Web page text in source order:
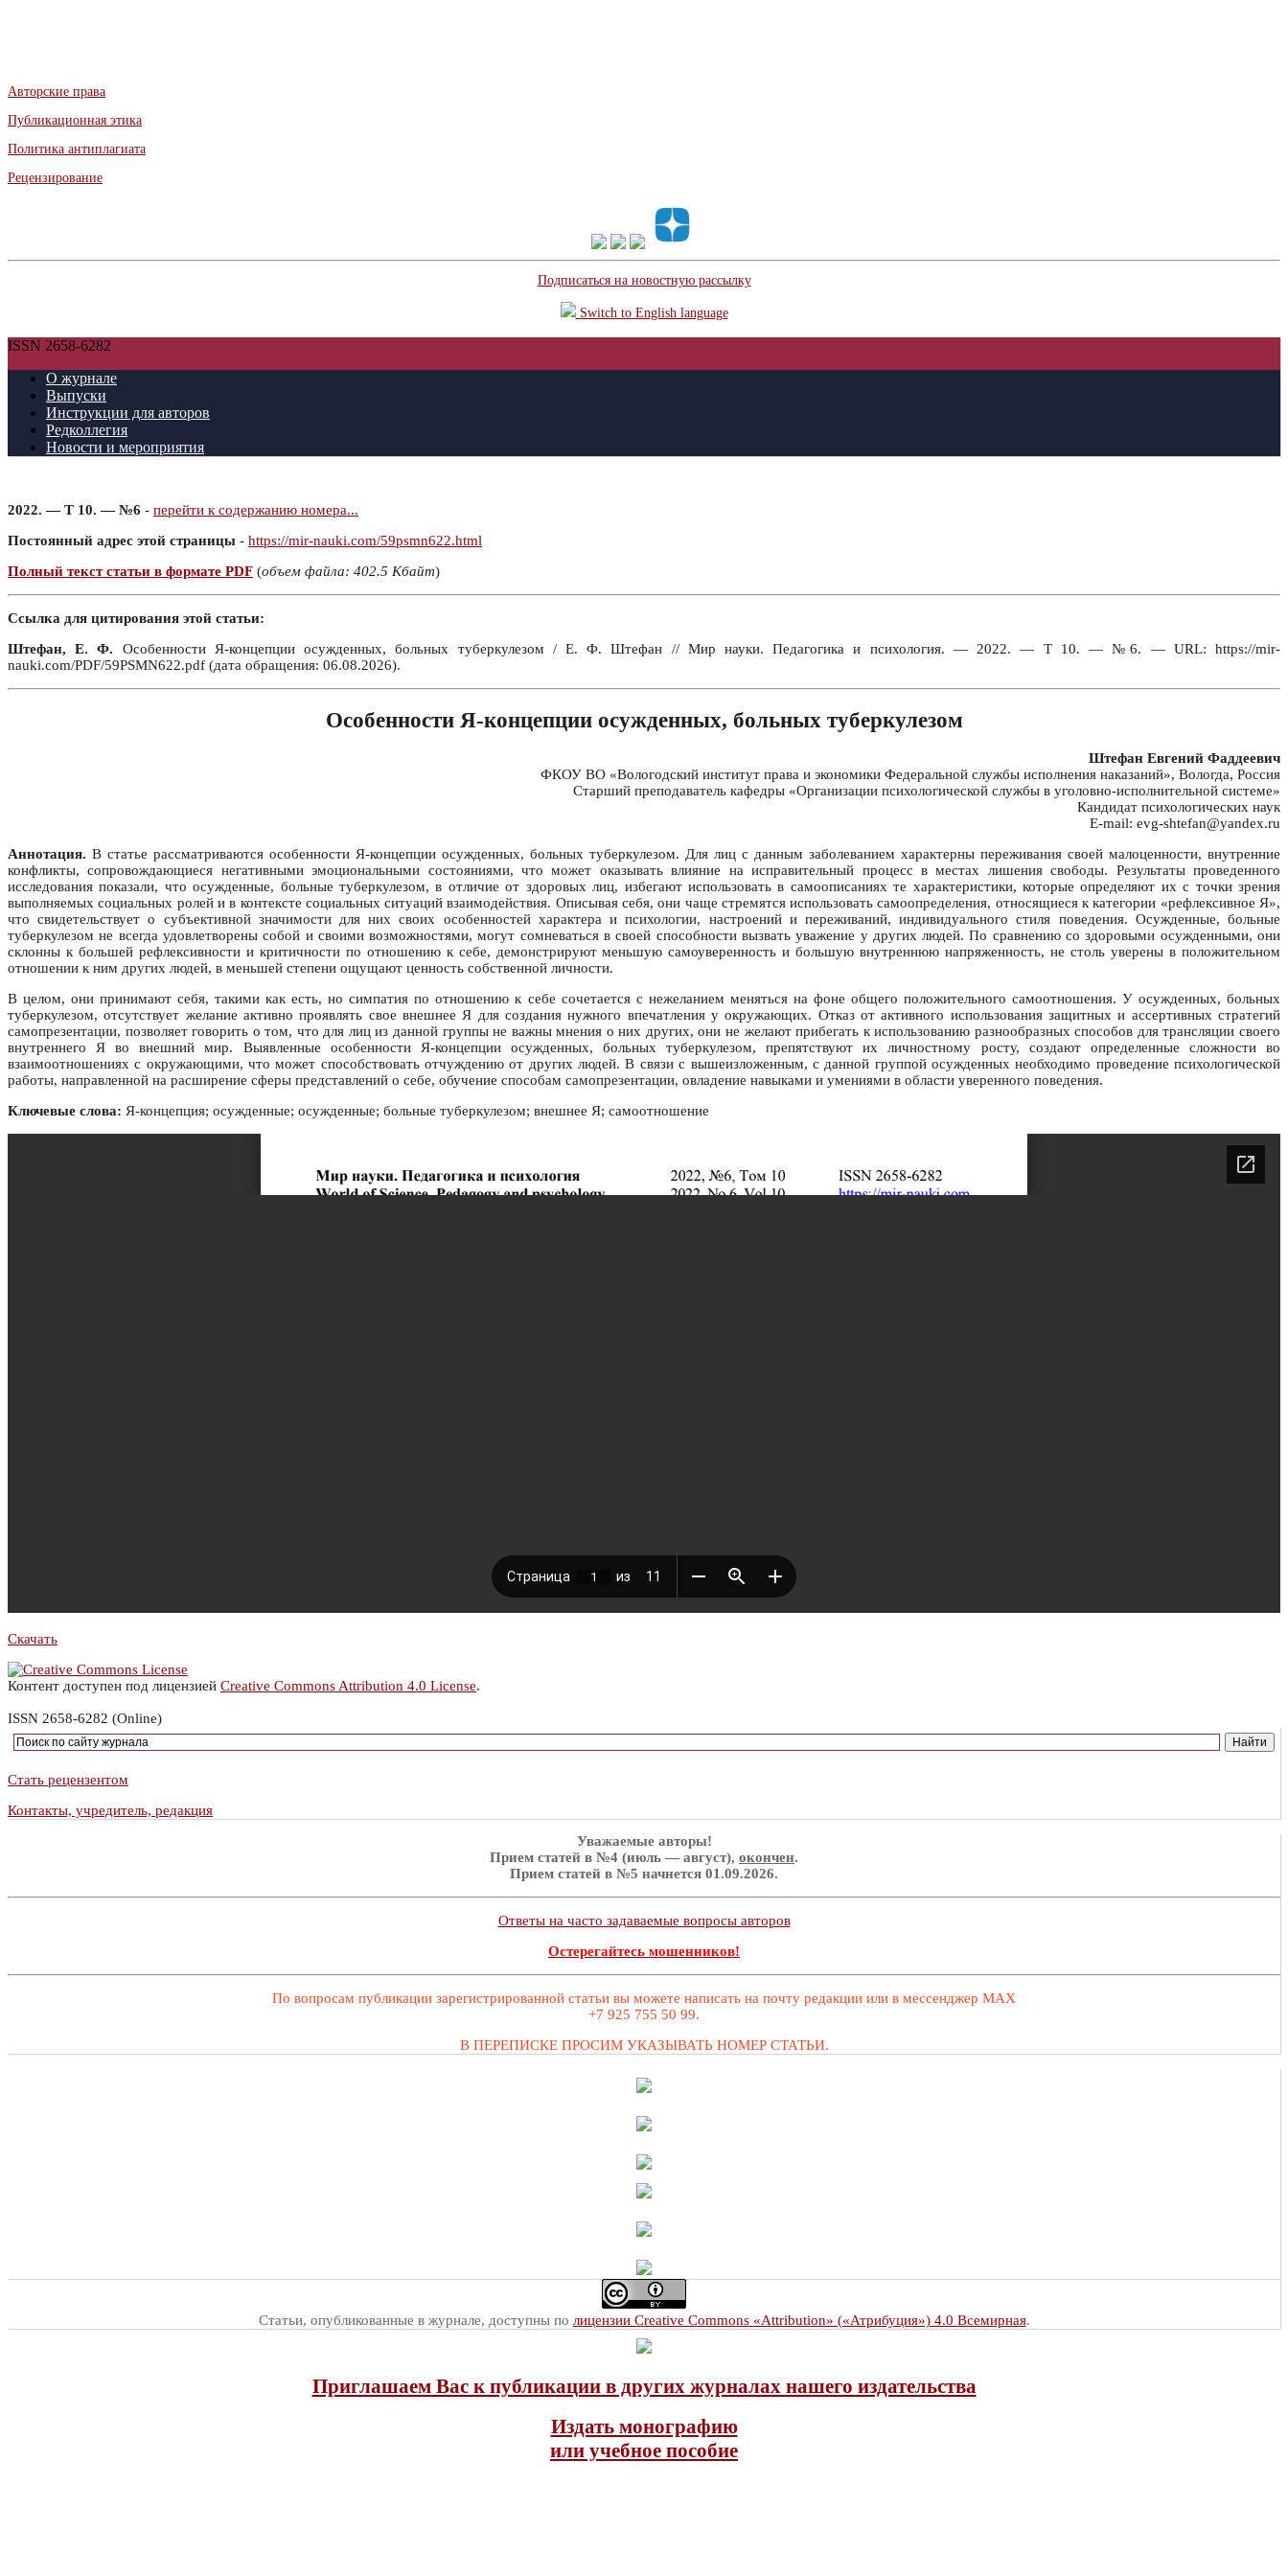
Авторские права
Публикационная этика
Политика антиплагиата
Рецензирование
Подписаться на новостную рассылку
Switch to English language
ISSN 2658-6282
О журнале
Выпуски
Инструкции для авторов
Редколлегия
Новости и мероприятия
2022. — Т 10. — №6 - перейти к содержанию номера...
Постоянный адрес этой страницы - https://mir-nauki.com/59psmn622.html
Полный текст статьи в формате PDF (объем файла: 402.5 Кбайт)
Ссылка для цитирования этой статьи:
Штефан, Е. Ф. Особенности Я-концепции осужденных, больных туберкулезом / Е. Ф. Штефан // Мир науки. Педагогика и психология. — 2022. — Т 10. — №6. — URL: https://mir-
nauki.com/PDF/59PSMN622.pdf (дата обращения: 06.08.2026).
Особенности Я-концепции осужденных, больных туберкулезом
Штефан Евгений Фаддеевич
ФКОУ ВО «Вологодский институт права и экономики Федеральной службы исполнения наказаний», Вологда, Россия
Старший преподаватель кафедры «Организации психологической службы в уголовно-исполнительной системе»
Кандидат психологических наук
E-mail: evg-shtefan@yandex.ru
Аннотация. В статье рассматриваются особенности Я-концепции осужденных, больных туберкулезом. Для лиц с данным заболеванием характерны переживания своей малоценности, внутренние
конфликты, сопровождающиеся негативными эмоциональными состояниями, что может оказывать влияние на исправительный процесс в местах лишения свободы. Результаты проведенного
исследования показали, что осужденные, больные туберкулезом, в отличие от здоровых лиц, избегают использовать в самоописаниях те характеристики, которые определяют их с точки зрения
выполняемых социальных ролей и в контексте социальных ситуаций взаимодействия. Описывая себя, они чаще стремятся использовать самоопределения, относящиеся к категории «рефлексивное Я»,
что свидетельствует о субъективной значимости для них своих особенностей характера и психологии, настроений и переживаний, индивидуального стиля поведения. Осужденные, больные
туберкулезом не всегда удовлетворены собой и своими возможностями, могут сомневаться в своей способности вызвать уважение у других людей. По сравнению со здоровыми осужденными, они
склонны к большей рефлексивности и критичности по отношению к себе, демонстрируют меньшую самоуверенность и большую внутреннюю напряженность, не столь уверены в положительном
отношении к ним других людей, в меньшей степени ощущают ценность собственной личности.
В целом, они принимают себя, такими как есть, но симпатия по отношению к себе сочетается с нежеланием меняться на фоне общего положительного самоотношения. У осужденных, больных
туберкулезом, отсутствует желание активно проявлять свое внешнее Я для создания нужного впечатления у окружающих. Отказ от активного использования защитных и ассертивных стратегий
самопрезентации, позволяет говорить о том, что для лиц из данной группы не важны мнения о них других, они не желают прибегать к использованию разнообразных способов для трансляции своего
внутреннего Я во внешний мир. Выявленные особенности Я-концепции осужденных, больных туберкулезом, препятствуют их личностному росту, создают определенные сложности во
взаимоотношениях с окружающими, что может способствовать отчуждению от других людей. В связи с вышеизложенным, с данной группой осужденных необходимо проведение психологической
работы, направленной на расширение сферы представлений о себе, обучение способам самопрезентации, овладение навыками и умениями в области уверенного поведения.
Ключевые слова: Я-концепция; осужденные; осужденные; больные туберкулезом; внешнее Я; самоотношение
Скачать
Контент доступен под лицензией Creative Commons Attribution 4.0 License.
ISSN 2658-6282 (Online)
Стать рецензентом
Контакты, учредитель, редакция
Уважаемые авторы!
Прием статей в №4 (июль — август), окончен.
Прием статей в №5 начнется 01.09.2026.
Ответы на часто задаваемые вопросы авторов
Остерегайтесь мошенников!
По вопросам публикации зарегистрированной статьи вы можете написать на почту редакции или в мессенджер MAX
+7 925 755 50 99.
В ПЕРЕПИСКЕ ПРОСИМ УКАЗЫВАТЬ НОМЕР СТАТЬИ.
Статьи, опубликованные в журнале, доступны по лицензии Creative Commons «Attribution» («Атрибуция») 4.0 Всемирная.
Приглашаем Вас к публикации в других журналах нашего издательства
Издать монографию
или учебное пособие